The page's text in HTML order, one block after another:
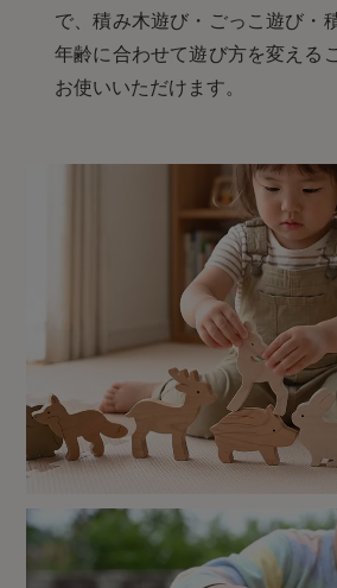
で、積み木遊び・ごっこ遊び・
年齢に合わせて遊び方を変える
お使いいただけます。